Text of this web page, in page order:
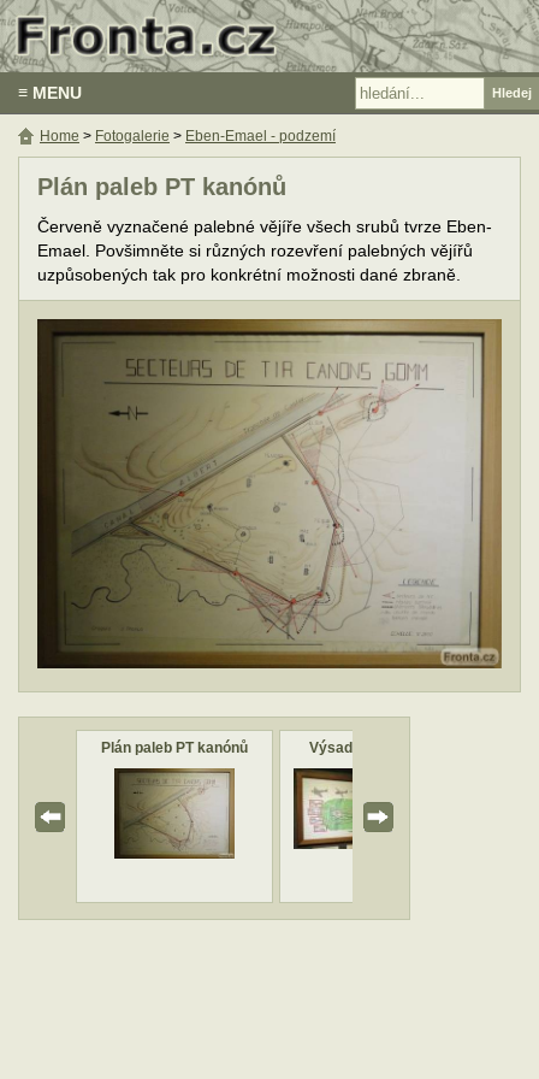
≡ MENU
Plán paleb PT kanónů
Červeně vyznačené palebné vějíře všech srubů tvrze Eben-
Emael. Povšimněte si různých rozevření palebných vějířů
uzpůsobených tak pro konkrétní možnosti dané zbraně.
Plán paleb PT kanónů Výsadková operace
Home > Fotogalerie > Eben-Emael - podzemí